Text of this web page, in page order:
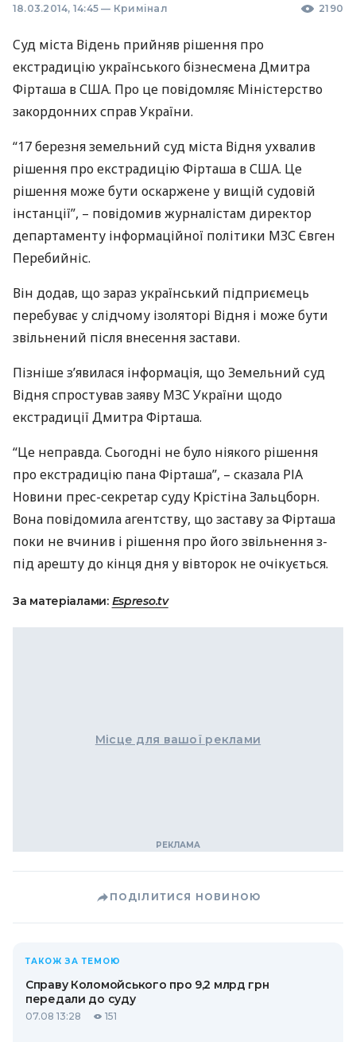
18.03.2014, 14:45 — Кримінал 2190
Cуд міста Відень прийняв рішення про
екстрадицію українського бізнесмена Дмитра
Фірташа вСША. Про це повідомляє Міністерство
закордонних справ України.
“17 березня земельний суд міста Відня ухвалив
рішення про екстрадицію Фірташа вСША. Це
рішення може бути оскаржене у вищій судовій
інстанції”, – повідомив журналістам директор
департаменту інформаційної політики МЗСЄвген
Перебийніс.
Він додав, що зараз український підприємець
перебуває у слідчому ізоляторі Відня і може бути
звільнений після внесення застави.
Пізніше з’явилася інформація, що Земельний суд
Відня спростував заяву МЗСУкраїни щодо
екстрадиції Дмитра Фірташа.
“Це неправда. Сьогодні не було ніякого рішення
про екстрадицію пана Фірташа”, – сказала РІА
Новини прес-секретар суду Крістіна Зальцборн.
Вона повідомила агентству, що заставу за Фірташа
поки не вчинив і рішення про його звільнення з-
під арешту до кінця дня у вівторок не очікується.
За матеріалами: Espreso.tv
Місце для вашої реклами
ПОДІЛИТИСЯ НОВИНОЮ
ТАКОЖ ЗА ТЕМОЮ
Справу Коломойського про 9,2 млрд грн
передали до суду
07.08 13:28 151